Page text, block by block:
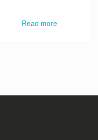
Read more